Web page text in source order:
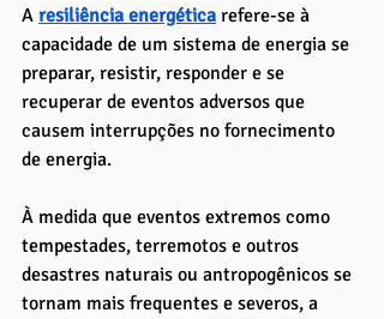
A resiliência energética refere-se à
capacidade de um sistema de energia se
preparar, resistir, responder e se
recuperar de eventos adversos que
causem interrupções no fornecimento
de energia.
À medida que eventos extremos como
tempestades, terremotos e outros
desastres naturais ou antropogênicos se
tornam mais frequentes e severos, a